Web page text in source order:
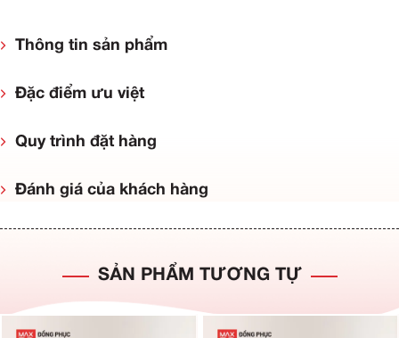
Thông tin sản phẩm
Đặc điểm ưu việt
Quy trình đặt hàng
Đánh giá của khách hàng
SẢN PHẨM TƯƠNG TỰ